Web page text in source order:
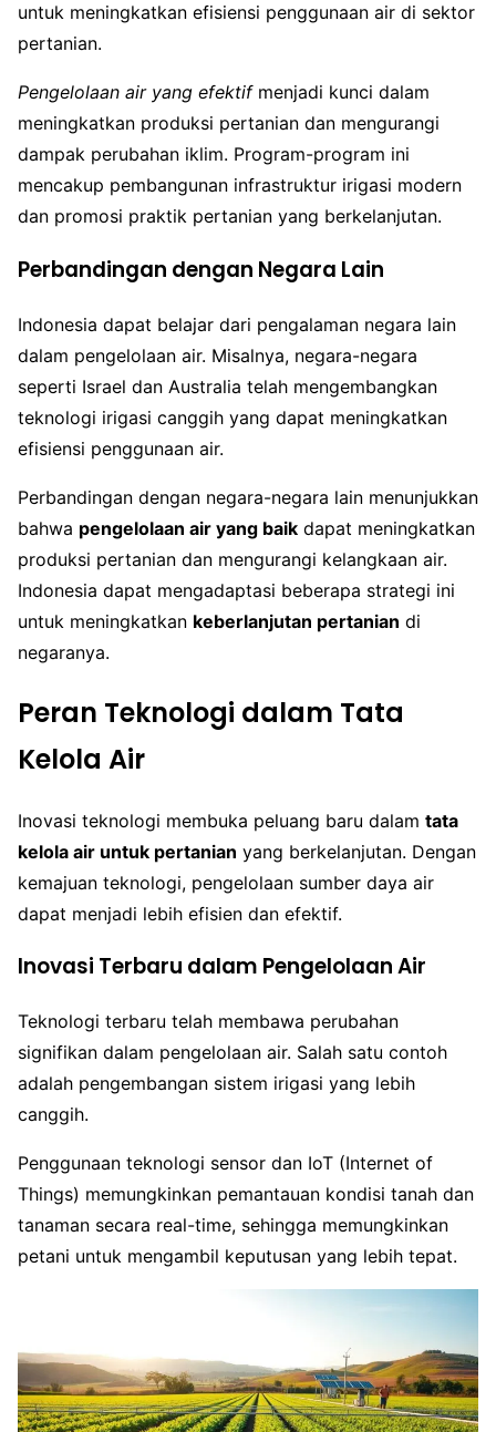
untuk meningkatkan efisiensi penggunaan air di sektor
pertanian.
Pengelolaan air yang efektifmenjadi kunci dalam
meningkatkan produksi pertanian dan mengurangi
dampak perubahan iklim. Program-program ini
mencakup pembangunan infrastruktur irigasi modern
dan promosi praktik pertanian yang berkelanjutan.
Perbandingan dengan Negara Lain
Indonesia dapat belajar dari pengalaman negara lain
dalam pengelolaan air. Misalnya, negara-negara
seperti Israel dan Australia telah mengembangkan
teknologi irigasi canggih yang dapat meningkatkan
efisiensi penggunaan air.
Perbandingan dengan negara-negara lain menunjukkan
bahwa pengelolaan air yang baik dapat meningkatkan
produksi pertanian dan mengurangi kelangkaan air.
Indonesia dapat mengadaptasi beberapa strategi ini
untuk meningkatkan keberlanjutan pertanian di
negaranya.
Peran Teknologi dalam Tata
Kelola Air
Inovasi teknologi membuka peluang baru dalam tata
kelola air untuk pertanian yang berkelanjutan. Dengan
kemajuan teknologi, pengelolaan sumber daya air
dapat menjadi lebih efisien dan efektif.
Inovasi Terbaru dalam Pengelolaan Air
Teknologi terbaru telah membawa perubahan
signifikan dalam pengelolaan air. Salah satu contoh
adalah pengembangan sistem irigasi yang lebih
canggih.
Penggunaan teknologi sensor dan IoT (Internet of
Things) memungkinkan pemantauan kondisi tanah dan
tanaman secara real-time, sehingga memungkinkan
petani untuk mengambil keputusan yang lebih tepat.